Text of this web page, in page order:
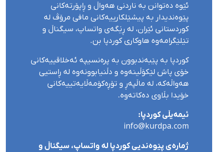
ئێوە دەتوانن بە ناردنی هەواڵ و ڕاپۆرتەکانی
پێوەندیدار بە پیشێلکارییەکانی مافی مرۆڤ لە
کوردستانی ئێران، لە ڕێگەی واتساپ، سیگناڵ و
تێلێگرامەوە هاوکاری کوردپا بن.
کوردپا بە پێبەندبوون بە پرەنسیپە ئەخلاقییەکانی
خۆی پاش لێکۆڵینەوە و دڵنیابوونەوە لە ڕاستیی
هەواڵەکە، لە ماڵپەڕ و تۆڕەکۆمەڵایەتییەکانی
خۆیدا بڵاوی دەکاتەوە.
ئیمەیڵی کوردپا:
info@kurdpa.com
ژمارەی پێوەندیی کوردپا لە واتساپ، سیگناڵ و